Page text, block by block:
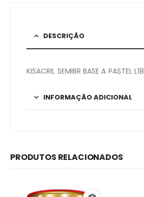
DESCRIÇÃO
KISACRIL SEMIBR BASE A PASTEL L18
INFORMAÇÃO ADICIONAL
PRODUTOS RELACIONADOS